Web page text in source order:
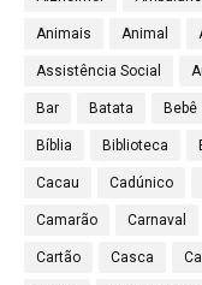
Animais Animal
Assistência Social
Bar Batata Bebê
Bíblia Biblioteca
Cacau Cadúnico
Camarão Carnaval
Cartão Casca